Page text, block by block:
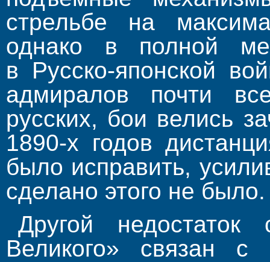
стрельбе на
однако в полной
в Русско-японской
адмиралов почти
русских, бои велись
1890-х годов
было исправить,
сделано этого не было.
Другой недостаток
Великого» связан